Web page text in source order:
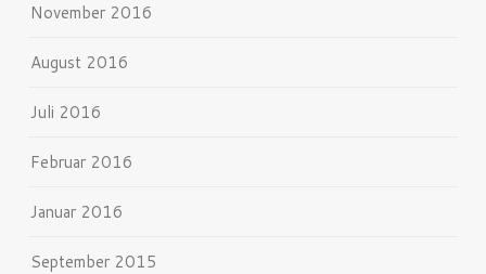
November 2016
August 2016
Juli 2016
Februar 2016
Januar 2016
September 2015